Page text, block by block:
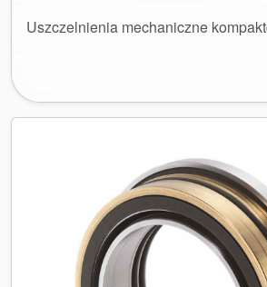
Uszczelnienia mechaniczne